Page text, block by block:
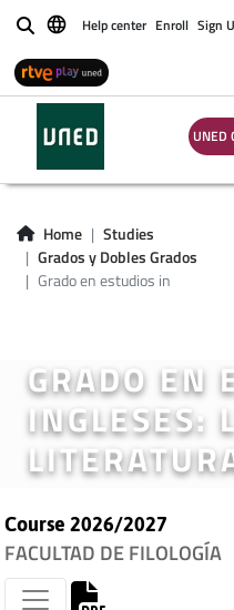
BuscarHelp center Enroll Sign
UNED
Home
Studies
Grados y Dobles Grados
Grado en estudios in
GRADO EN
INGLESES:
Course 2026/2027
FACULTAD DE FILOLOGÍA